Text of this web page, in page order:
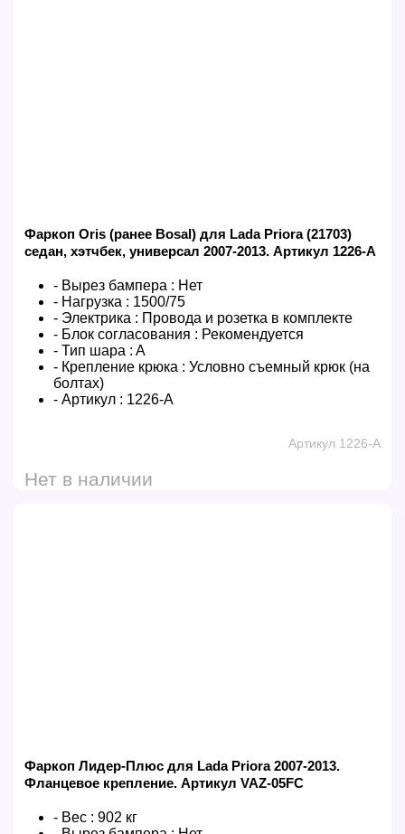
Фаркоп Oris (ранее Bosal) для Lada Priora (21703)
седан, хэтчбек, универсал 2007-2013. Артикул 1226-A
- Вырез бампера : Нет
- Нагрузка : 1500/75
- Электрика : Провода и розетка в комплекте
- Блок согласования : Рекомендуется
- Тип шара : A
- Крепление крюка : Условно съемный крюк (на
болтах)
- Артикул : 1226-A
Артикул 1226-A
Нет в наличии
Фаркоп Лидер-Плюс для Lada Priora 2007-2013.
Фланцевое крепление. Артикул VAZ-05FC
- Вес : 902 кг